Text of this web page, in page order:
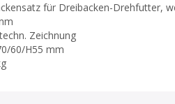
für Dreibacken-Drehfutter,
Zeichnung
60/H55 mm